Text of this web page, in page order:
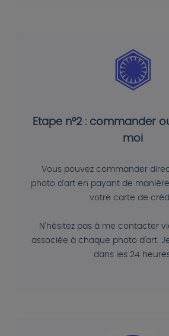
Etape n°2 : commander
moi
Vous pouvez commander
photo d'art en payant de
votre carte de
N'hésitez pas à me contacter
associée à chaque photo d'art.
dans les 24